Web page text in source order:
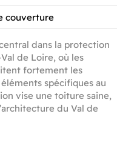
couverture
dans la protection
de Loire, où les
fortement les
spécifiques au
vise une toiture saine,
du Val de